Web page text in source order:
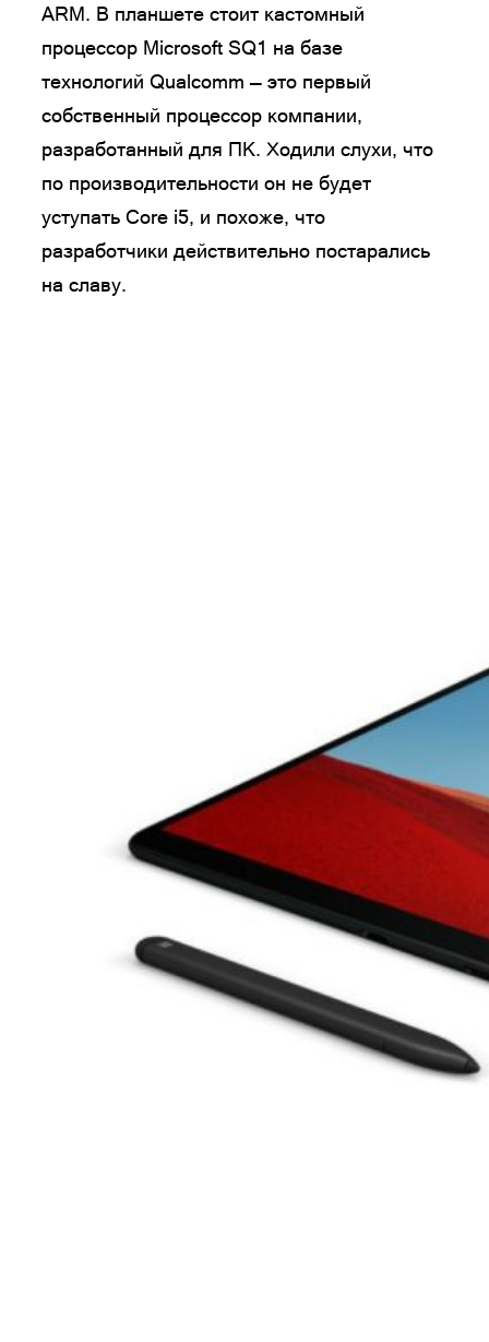
ARM. В планшете стоит кастомный
процессор Microsoft SQ1 на базе
технологий Qualcomm — это первый
собственный процессор компании,
разработанный для ПК. Ходили слухи, что
по производительности он не будет
уступать Core i5, и похоже, что
разработчики действительно постарались
на славу.